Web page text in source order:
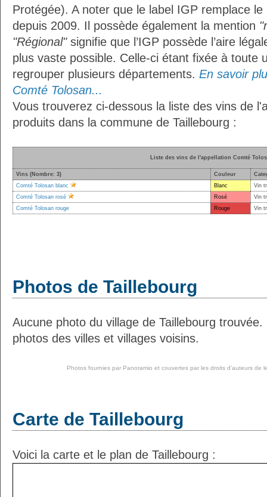
Protégée). A noter que le label IGP remplace
depuis 2009. Il possède également la mention
"Régional"signifie que l’IGP possède l’aire
plus vaste possible. Celle-ci étant fixée à toute
regrouper plusieurs départements. En savoir
Comté Tolosan...
Vous trouverez ci-dessous la liste des vins de
produits dans la commune de Taillebourg :
Liste des vins de l'appellation Comté
Vins (Nombre: 3) Couleur
Comté Tolosan blanc
Blanc
Vin
Comté Tolosan rosé
Rosé
Vin
Comté Tolosan rouge
Rouge Vin
Photos de Taillebourg
Aucune photo du village de Taillebourg
photos des villes et villages voisins.
Photos fournies par Panoramio et couvertes par les droits d'auteurs de
Carte de Taillebourg
Voici la carte et le plan de Taillebourg :